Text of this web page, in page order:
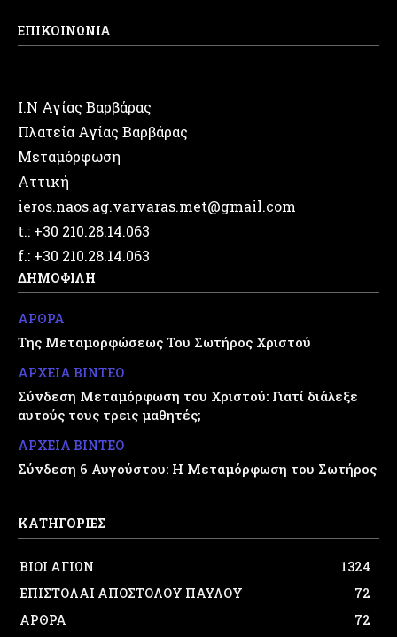
ΕΠΙΚΟΙΝΩΝΙΑ
Ι.Ν Αγίας Βαρβάρας
Πλατεία Αγίας Βαρβάρας
Μεταμόρφωση
Αττική
ieros.naos.ag.varvaras.met@gmail.com
t.: +30 210.28.14.063
f.: +30 210.28.14.063
ΔΗΜΟΦΙΛΗ
ΑΡΘΡΑ
Της Μεταμορφώσεως Του Σωτήρος Χριστού
ΑΡΧΕΙΑ ΒΙΝΤΕΟ
Σύνδεση Μεταμόρφωση του Χριστού: Γιατί διάλεξε
αυτούς τους τρεις μαθητές;
ΑΡΧΕΙΑ ΒΙΝΤΕΟ
Σύνδεση 6 Αυγούστου: Η Μεταμόρφωση του Σωτήρος
ΚΑΤΗΓΟΡΙΕΣ
ΒΙΟΙ ΑΓΙΩΝ
1324
ΕΠΙΣΤΟΛΑΙ ΑΠΟΣΤΟΛΟΥ ΠΑΥΛΟΥ
72
ΑΡΘΡΑ
72